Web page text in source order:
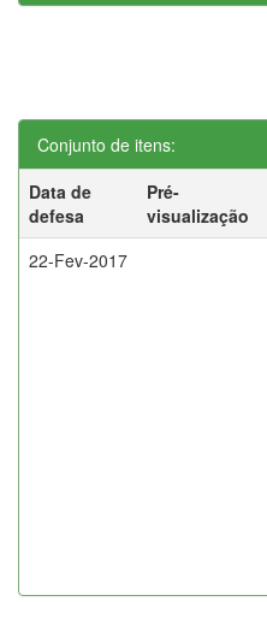
Conjunto de itens:
Data de
defesa
Pré-
visualização
22-Fev-2017